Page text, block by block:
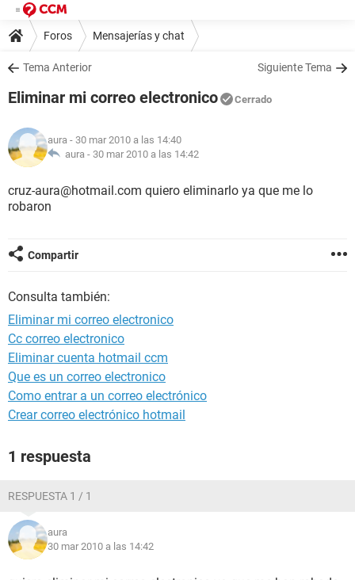
Foros Mensajerías y chat
Tema Anterior Siguiente Tema
Eliminar mi correo electronico Cerrado
aura - 30 mar 2010 a las 14:40
aura - 30 mar 2010 a las 14:42
cruz-aura@hotmail.com quiero eliminarlo ya que me lo
robaron
Compartir
Consulta también:
Eliminar mi correo electronico
Cc correo electronico
Eliminar cuenta hotmail ccm
Que es un correo electronico
Como entrar a un correo electrónico
Crear correo electrónico hotmail
1 respuesta
RESPUESTA 1 / 1
aura
30 mar 2010 a las 14:42